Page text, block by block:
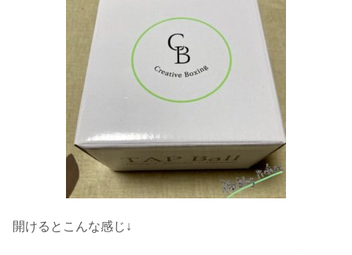
開けるとこんな感じ↓